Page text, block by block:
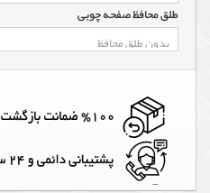
طلق محافظ صفحه چوبی